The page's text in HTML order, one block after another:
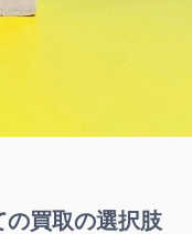
の買取の選択肢